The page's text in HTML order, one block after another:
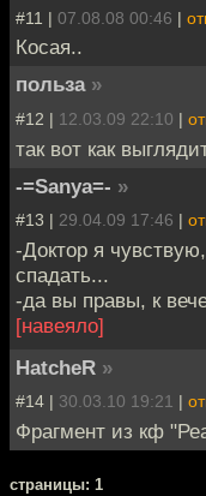
#11 | 07.08.08 00:46 |
Косая..
польза »
#12 | 12.03.09 22:10 |
так вот как
-=Sanya=- »
#13 | 29.04.09 17:46 |
-Доктор я
спадать...
-да вы правы, к
[навеяло]
HatcheR »
#14 | 30.03.10 19:21 |
Фрагмент из кф
cтраницы: 1